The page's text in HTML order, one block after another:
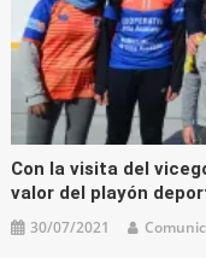
Con la visita del
valor del playón
30/07/2021